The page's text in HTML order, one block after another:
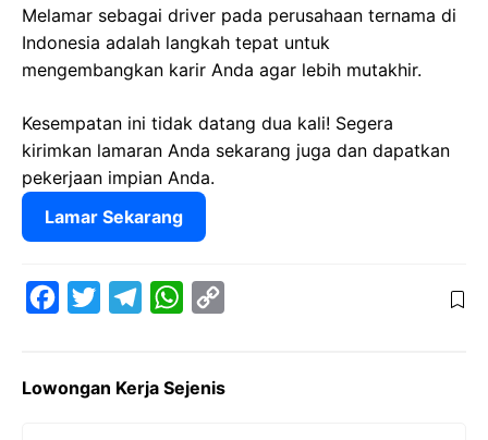
Melamar sebagai driver pada perusahaan ternama di
Indonesia adalah langkah tepat untuk
mengembangkan karir Anda agar lebih mutakhir.
Kesempatan ini tidak datang dua kali! Segera
kirimkan lamaran Anda sekarang juga dan dapatkan
pekerjaan impian Anda.
Lamar Sekarang
e
t
e
W
t
y
Lowongan Kerja Sejenis